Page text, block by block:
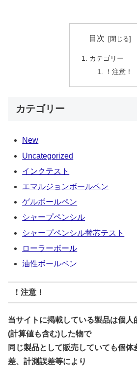
目次
カテゴリー
！注意！
カテゴリー
New
Uncategorized
インクテスト
エマルジョンボールペン
ゲルボールペン
シャープペンシル
シャープペンシル替芯テスト
ローラーボール
油性ボールペン
！注意！
当サイトに掲載している製品は個人
(計算値も含む)した物で
同じ製品として販売していても個体
差、計測誤差等により